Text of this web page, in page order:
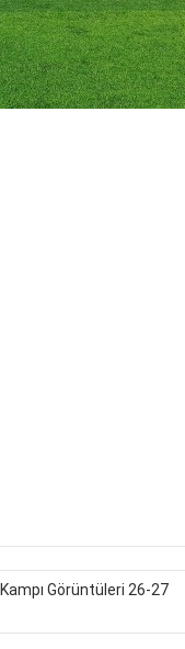
Görüntüleri 26-27